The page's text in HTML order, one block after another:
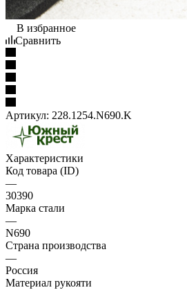
В избранное
Сравнить
Артикул: 228.1254.N690.K
Характеристики
Код товара (ID)
—
30390
Марка стали
—
N690
Страна производства
—
Россия
Материал рукояти